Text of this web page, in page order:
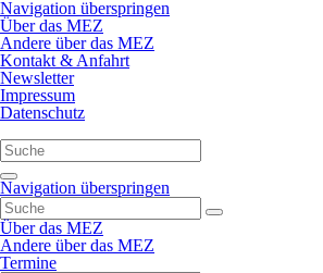
Navigation überspringen
Über das MEZ
Andere über das MEZ
Kontakt & Anfahrt
Newsletter
Impressum
Datenschutz
Navigation überspringen
Über das MEZ
Andere über das MEZ
Termine